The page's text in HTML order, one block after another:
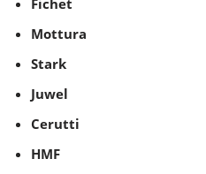
Fichet
Mottura
Stark
Juwel
Cerutti
HMF